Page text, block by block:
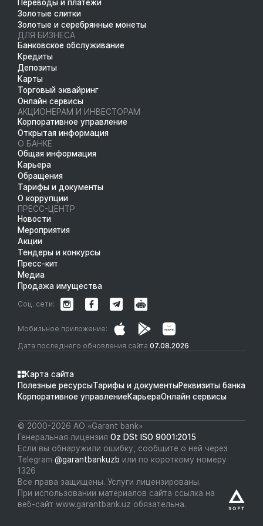
Переводы и платежи
Золотые слитки
Золотые и серебрянные монеты
ДЛЯ БИЗНЕСА
Банковское обслуживание
Кредиты
Депозиты
Карты
Торговый эквайринг
Онлайн сервисы
АКЦИОНЕРАМ И ИНВЕСТОРАМ
Корпоративное управление
Открытая информация
О БАНКЕ
Общая информация
Карьера
Обращения
Тарифы и документы
О коррупции
ПРЕСС-ЦЕНТР
Новости
Мероприятия
Акции
Тендеры и конкурсы
Пресс-кит
Медиа
Продажа имущества
Дата последнего обновления сайта 07.08.2026
Мобильное приложение:
Соц. сети:
Карта сайта
Полезные ресурсыТарифы и документыРеквизиты банка
Корпоративное управлениеКарьераОнлайн сервисы
© 2000-2026 АО «Garant bank»
Генеральная лицензия Oz DSt ISO 9001:2015
Если вы обнаружили ошибку, сообщите о ней через
Telegram @garantbankuzb или по короткому номеру
1326
Все права защищены. Услуги лицензированы.
При использовании материалов сайта ссылка на
веб-сайт www.garantbank.uz обязательна.